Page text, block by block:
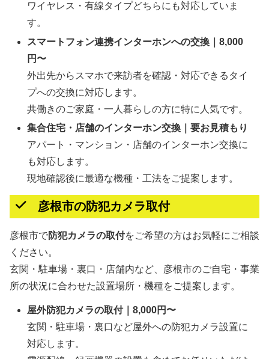
ワイヤレス・有線タイプどちらにも対応していま
す。
スマートフォン連携インターホンへの交換｜8,000
円〜
外出先からスマホで来訪者を確認・対応できるタイ
プへの交換に対応します。
共働きのご家庭・一人暮らしの方に特に人気です。
集合住宅・店舗のインターホン交換｜要お見積もり
アパート・マンション・店舗のインターホン交換に
も対応します。
現地確認後に最適な機種・工法をご提案します。
彦根市の防犯カメラ取付
彦根市で防犯カメラの取付をご希望の方はお気軽にご相談
ください。
玄関・駐車場・裏口・店舗内など、彦根市のご自宅・事業
所の状況に合わせた設置場所・機種をご提案します。
屋外防犯カメラの取付｜8,000円〜
玄関・駐車場・裏口など屋外への防犯カメラ設置に
対応します。